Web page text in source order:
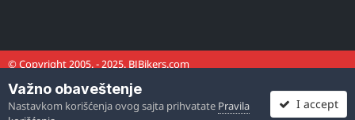
© Copyright 2005. - 2025. BJBikers.com
Važno obaveštenje
Nastavkom korišćenja ovog sajta prihvatate Pravila
I accept